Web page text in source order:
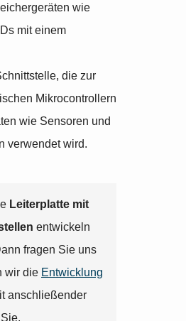
wie
mit einem
die zur
Mikrocontrollern
wie Sensoren und
verwendet wird.
Leiterplatte mit
entwickeln
fragen Sie uns
wir die Entwicklung
anschließender